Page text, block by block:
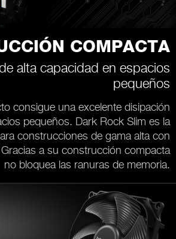
COMPACTA
alta capacidad en espacios
pequeños
consigue una excelente disipación
pequeños. Dark Rock Slim es la
construcciones de gama alta con
a su construcción compacta
no bloquea las ranuras de memoria.